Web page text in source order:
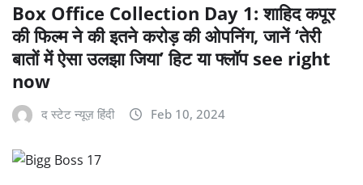
Box Office Collection Day 1: शाहिद कपूर
की फिल्म ने की इतने करोड़ की ओपनिंग, जानें ‘तेरी
बातों में ऐसा उलझा जिया’ हिट या फ्लॉप see right
now
द स्टेट न्यूज़ हिंदी Feb 10, 2024